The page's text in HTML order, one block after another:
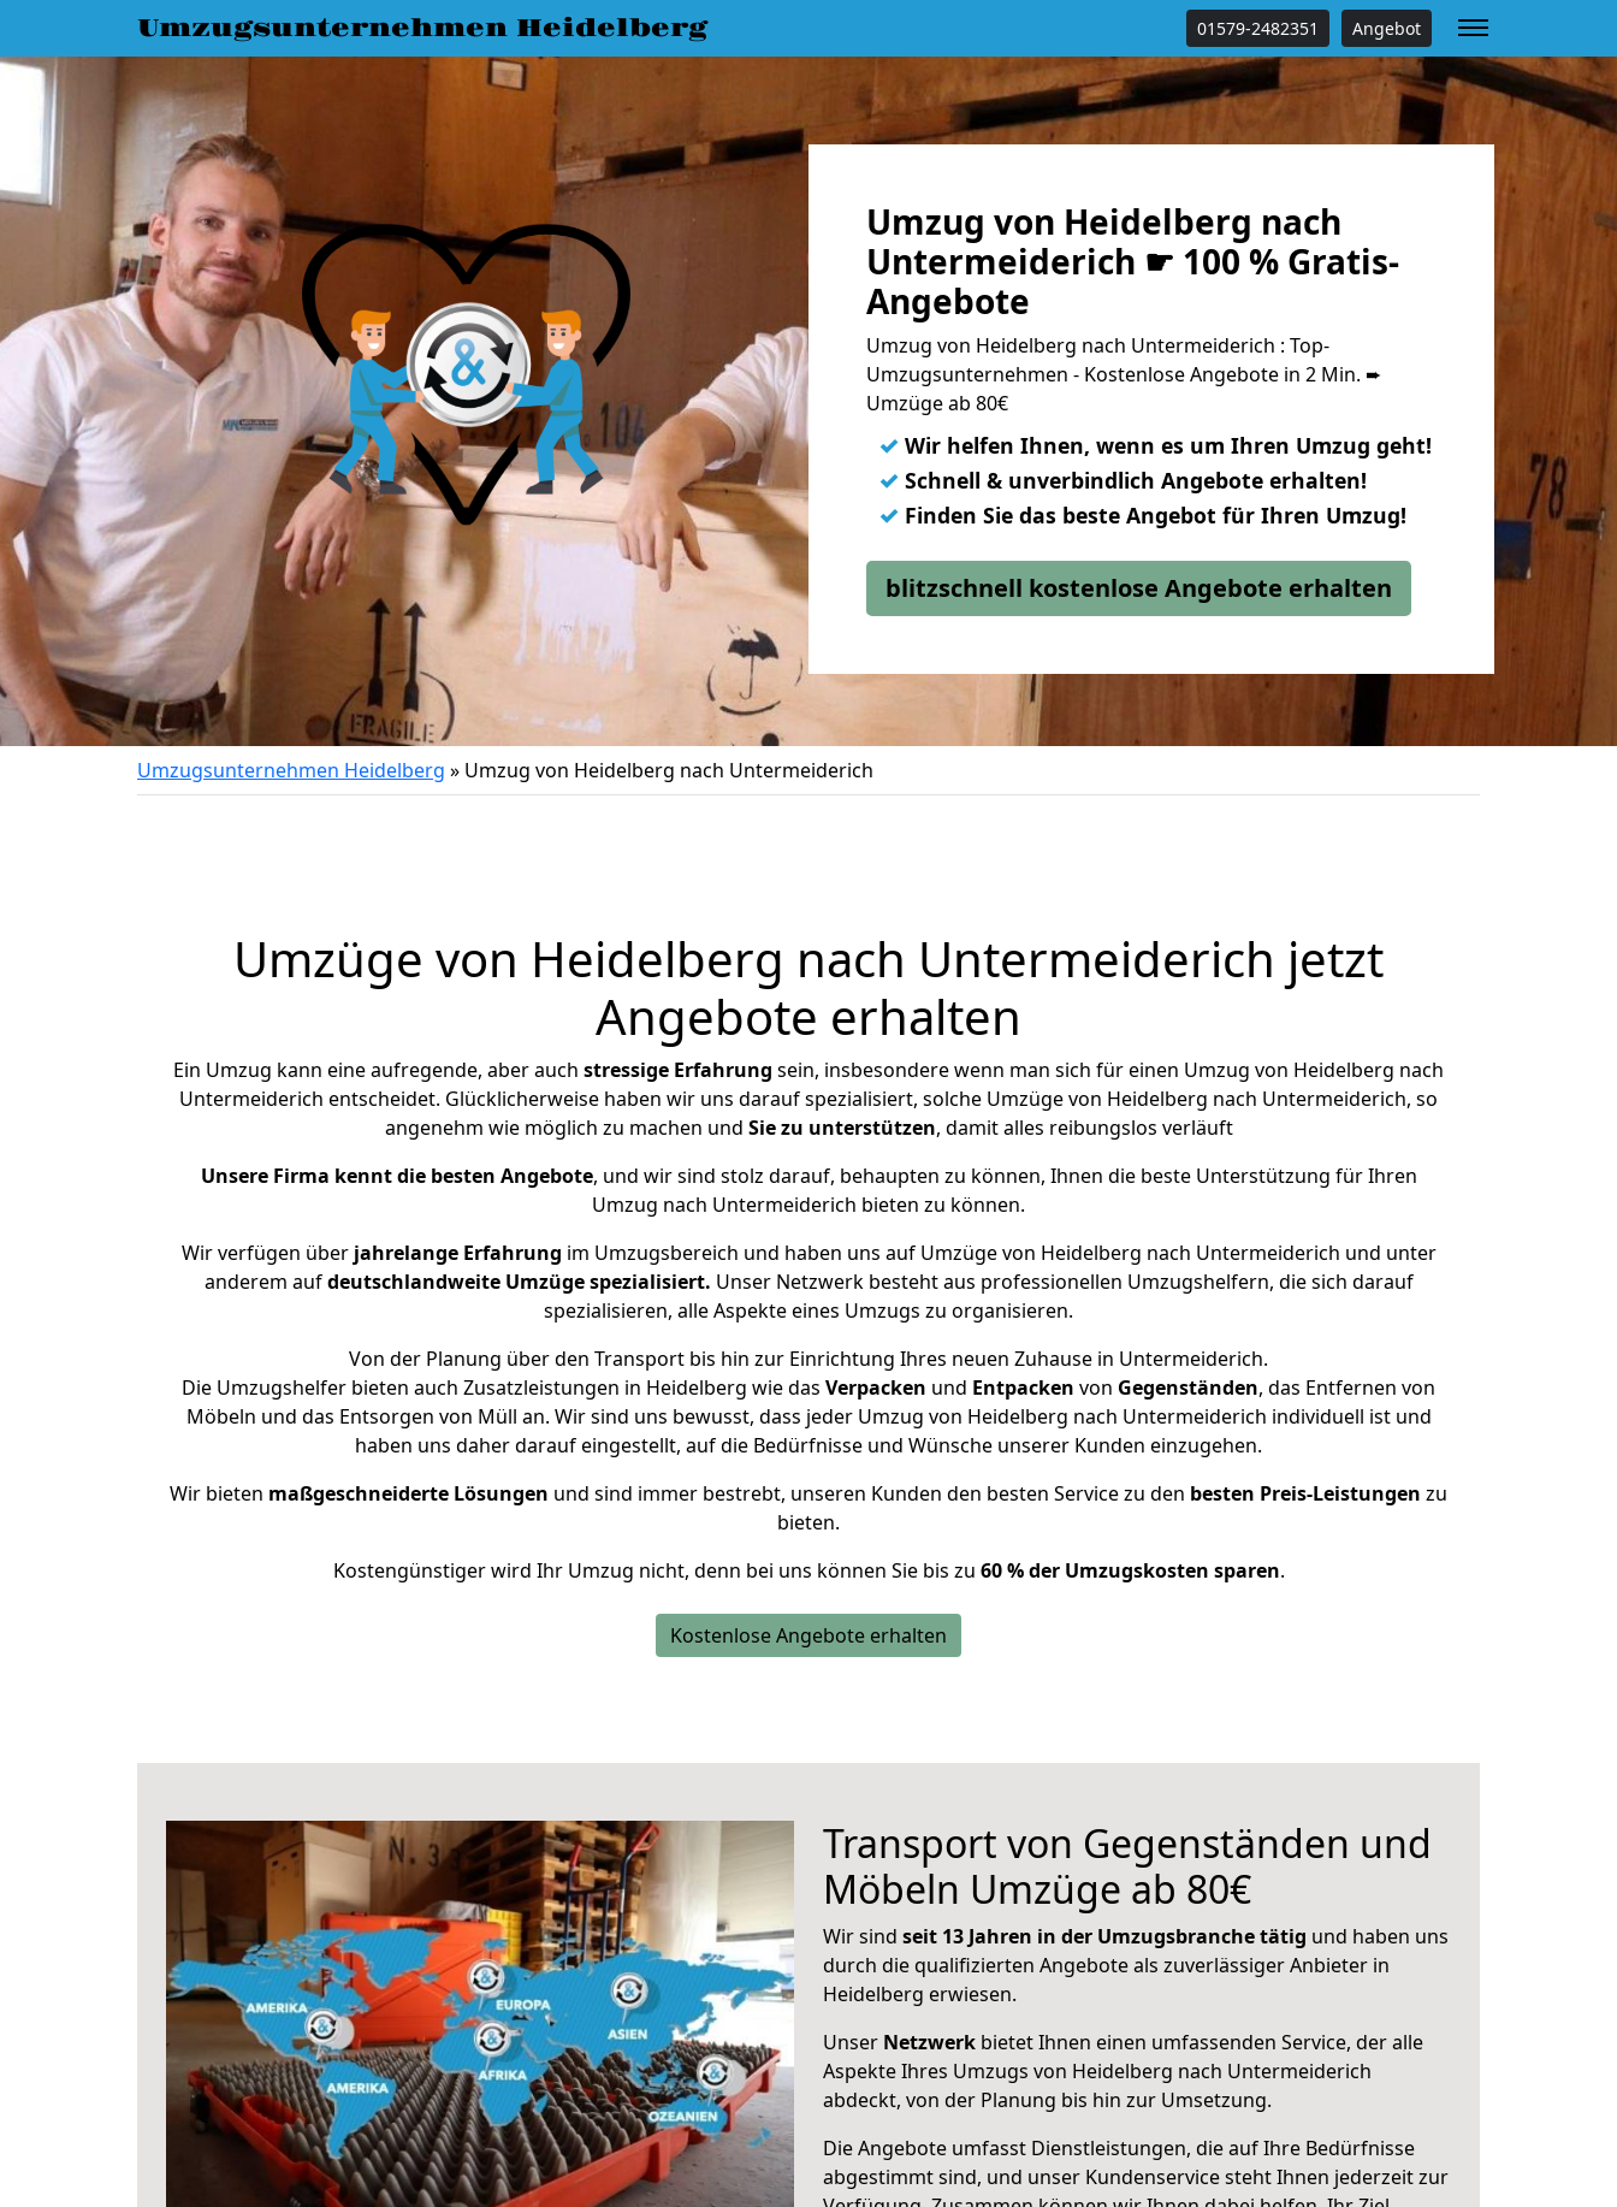
Umzugsunternehmen Heidelberg 01579-2482351 Angebot
Umzug von Heidelberg nach
Untermeiderich ☛ 100 % Gratis-
Angebote
Umzug von Heidelberg nach Untermeiderich : Top-
Umzugsunternehmen - Kostenlose Angebote in 2 Min. ➨
Umzüge ab 80€
✓ Wir helfen Ihnen, wenn es um Ihren Umzug geht!
✓ Schnell & unverbindlich Angebote erhalten!
✓ Finden Sie das beste Angebot für Ihren Umzug!
blitzschnell kostenlose Angebote erhalten
Umzugsunternehmen Heidelberg » Umzug von Heidelberg nach Untermeiderich
Umzüge von Heidelberg nach Untermeiderich jetzt
Angebote erhalten
Ein Umzug kann eine aufregende, aber auch stressige Erfahrung sein, insbesondere wenn man sich für einen Umzug von Heidelberg nach
Untermeiderich entscheidet. Glücklicherweise haben wir uns darauf spezialisiert, solche Umzüge von Heidelberg nach Untermeiderich, so
angenehm wie möglich zu machen und Sie zu unterstützen, damit alles reibungslos verläuft
Unsere Firma kennt die besten Angebote, und wir sind stolz darauf, behaupten zu können, Ihnen die beste Unterstützung für Ihren
Umzug nach Untermeiderich bieten zu können.
Wir verfügen überjahrelange Erfahrung im Umzugsbereich und haben uns auf Umzüge von Heidelberg nach Untermeiderich und unter
anderem aufdeutschlandweite Umzüge spezialisiert. Unser Netzwerk besteht aus professionellen Umzugshelfern, die sich darauf
spezialisieren, alle Aspekte eines Umzugs zu organisieren.
Von der Planung über den Transport bis hin zur Einrichtung Ihres neuen Zuhause in Untermeiderich.
Die Umzugshelfer bieten auch Zusatzleistungen in Heidelberg wie das Verpacken und Entpacken von Gegenständen, das Entfernen von
Möbeln und das Entsorgen von Müll an. Wir sind uns bewusst, dass jeder Umzug von Heidelberg nach Untermeiderich individuell ist und
haben uns daher darauf eingestellt, auf die Bedürfnisse und Wünsche unserer Kunden einzugehen.
Wir bieten maßgeschneiderte Lösungen und sind immer bestrebt, unseren Kunden den besten Service zu den besten Preis-Leistungen zu
bieten.
Kostengünstiger wird Ihr Umzug nicht, denn bei uns können Sie bis zu 60 % der Umzugskosten sparen.
Kostenlose Angebote erhalten
Transport von Gegenständen und
Möbeln Umzüge ab 80€
Wir sind seit 13 Jahren in der Umzugsbranche tätig und haben uns
durch die qualifizierten Angebote als zuverlässiger Anbieter in
Heidelberg erwiesen.
Unser Netzwerk bietet Ihnen einen umfassenden Service, der alle
Aspekte Ihres Umzugs von Heidelberg nach Untermeiderich
abdeckt, von der Planung bis hin zur Umsetzung.
Die Angebote umfasst Dienstleistungen, die auf Ihre Bedürfnisse
abgestimmt sind, und unser Kundenservice steht Ihnen jederzeit zur